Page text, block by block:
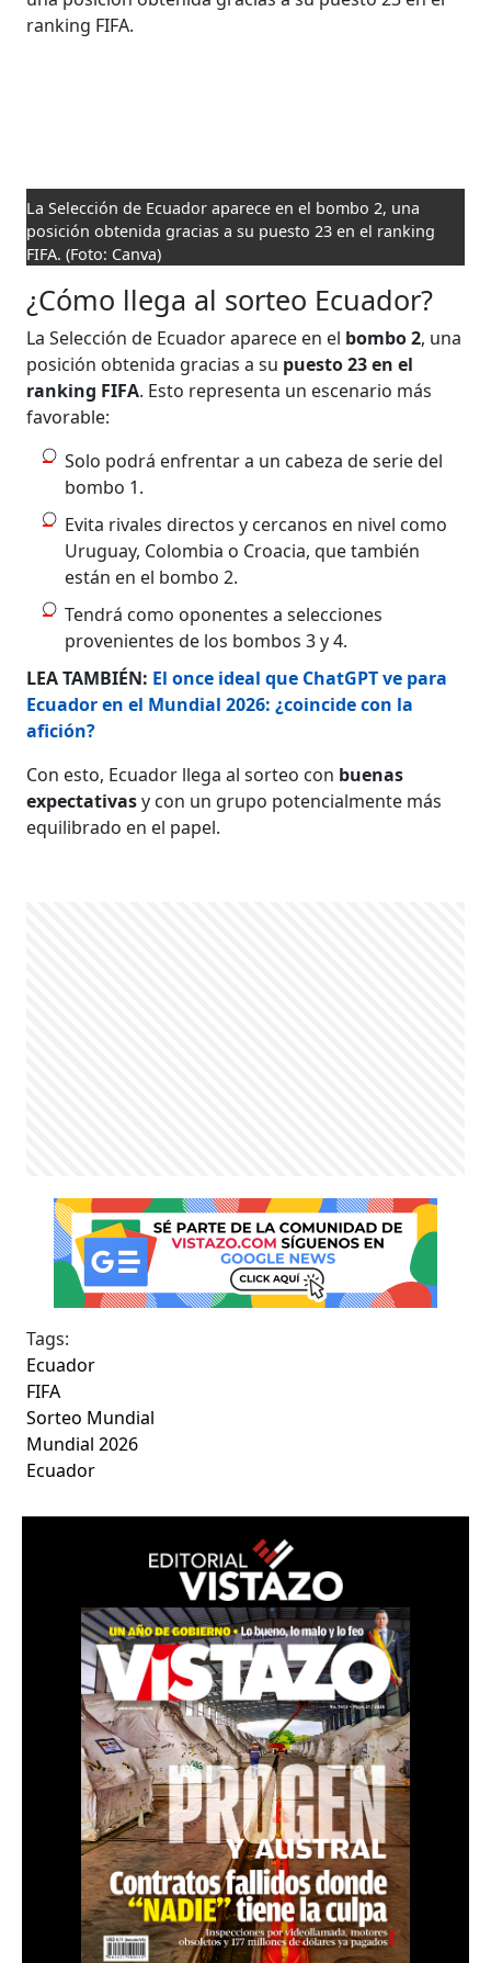
La Selección de Ecuador aparece en el bombo 2, una
posición obtenida gracias a su puesto 23 en el ranking
FIFA. (Foto: Canva)
¿Cómo llega al sorteo Ecuador?
La Selección de Ecuador aparece en el bombo 2, una
posición obtenida gracias a su puesto 23 en el
ranking FIFA. Esto representa un escenario más
favorable:
Solo podrá enfrentar a un cabeza de serie del
bombo 1.
Evita rivales directos y cercanos en nivel como
Uruguay, Colombia o Croacia, que también
están en el bombo 2.
Tendrá como oponentes a selecciones
provenientes de los bombos 3 y 4.
LEA TAMBIÉN: El once ideal que ChatGPT ve para
Ecuador en el Mundial 2026: ¿coincide con la
afición?
Con esto, Ecuador llega al sorteo con buenas
expectativasy con un grupo potencialmente más
equilibrado en el papel.
Tags:
Ecuador
FIFA
Sorteo Mundial
Mundial 2026
Ecuador